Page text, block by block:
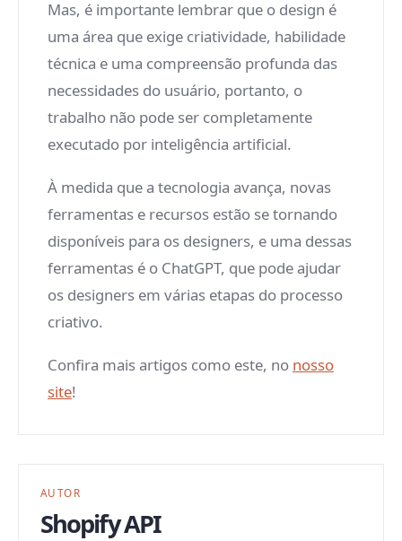
Mas, é importante lembrar que o design é
uma área que exige criatividade, habilidade
técnica e uma compreensão profunda das
necessidades do usuário, portanto, o
trabalho não pode ser completamente
executado por inteligência artificial.
À medida que a tecnologia avança, novas
ferramentas e recursos estão se tornando
disponíveis para os designers, e uma dessas
ferramentas é o ChatGPT, que pode ajudar
os designers em várias etapas do processo
criativo.
Confira mais artigos como este, no nosso
site!
AUTOR
Shopify API